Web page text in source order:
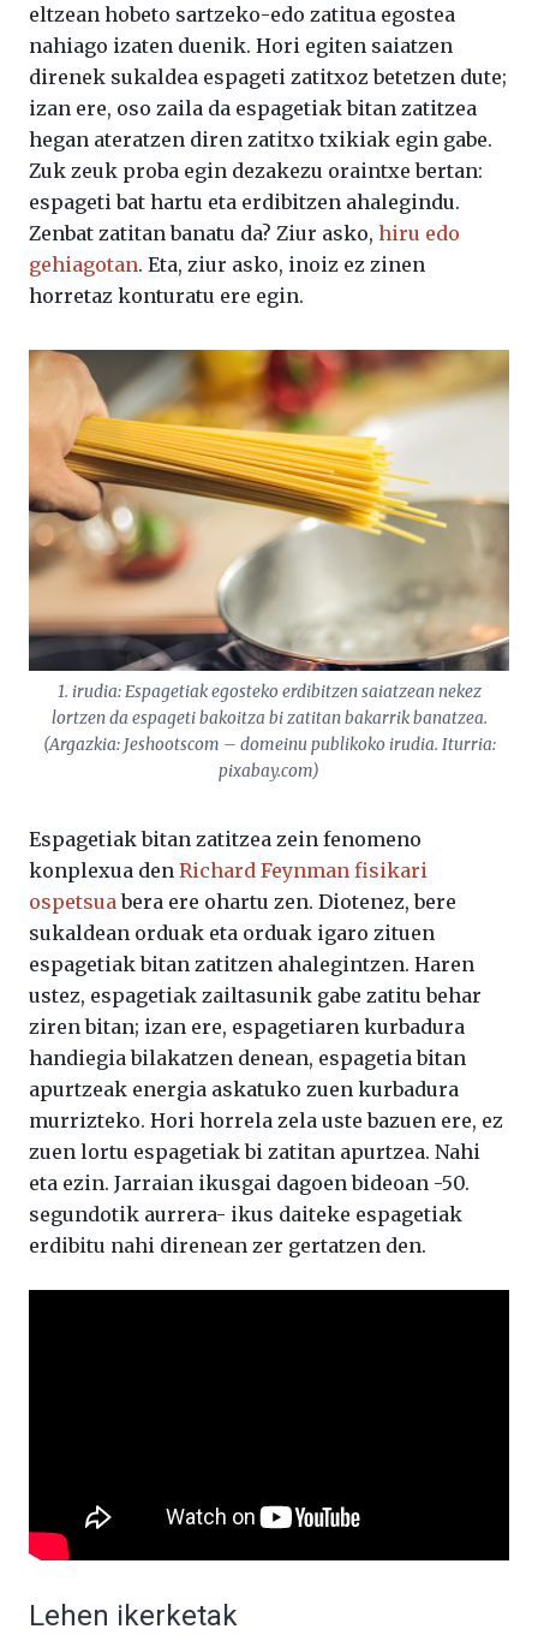
eltzean hobeto sartzeko-edo zatitua egostea
nahiago izaten duenik. Hori egiten saiatzen
direnek sukaldea espageti zatitxoz betetzen dute;
izan ere, oso zaila da espagetiak bitan zatitzea
hegan ateratzen diren zatitxo txikiak egin gabe.
Zuk zeuk proba egin dezakezu oraintxe bertan:
espageti bat hartu eta erdibitzen ahalegindu.
Zenbat zatitan banatu da? Ziur asko, hiru edo
gehiagotan. Eta, ziur asko, inoiz ez zinen
horretaz konturatu ere egin.
1. irudia: Espagetiak egosteko erdibitzen saiatzean nekez
lortzen da espageti bakoitza bi zatitan bakarrik banatzea.
(Argazkia: Jeshootscom – domeinu publikoko irudia. Iturria:
pixabay.com)
Espagetiak bitan zatitzea zein fenomeno
konplexua den Richard Feynman fisikari
ospetsua bera ere ohartu zen. Diotenez, bere
sukaldean orduak eta orduak igaro zituen
espagetiak bitan zatitzen ahalegintzen. Haren
ustez, espagetiak zailtasunik gabe zatitu behar
ziren bitan; izan ere, espagetiaren kurbadura
handiegia bilakatzen denean, espagetia bitan
apurtzeak energia askatuko zuen kurbadura
murrizteko. Hori horrela zela uste bazuen ere, ez
zuen lortu espagetiak bi zatitan apurtzea. Nahi
eta ezin. Jarraian ikusgai dagoen bideoan -50.
segundotik aurrera- ikus daiteke espagetiak
erdibitu nahi direnean zer gertatzen den.
Lehen ikerketak